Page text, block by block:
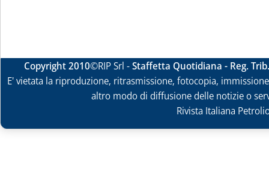
Copyright 2010©RIP Srl -Staffetta Quotidiana - Reg.
E' vietata la riproduzione, ritrasmissione, fotocopia,
altro modo di diffusione delle notizie o
Rivista Italiana